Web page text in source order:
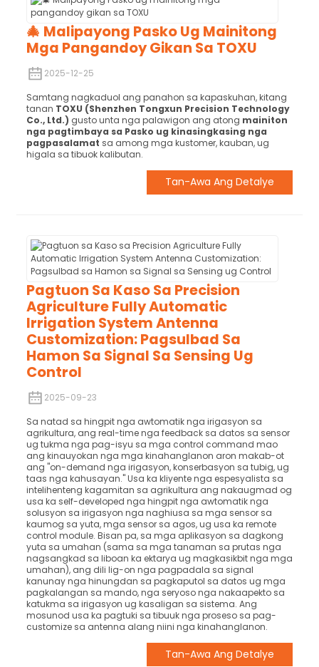
🎄 Malipayong Pasko Ug Mainitong
Mga Pangandoy Gikan Sa TOXU
2025-12-25
Samtang nagkaduol ang panahon sa kapaskuhan, kitang
tanan TOXU (Shenzhen Tongxun Precision Technology
Co., Ltd.) gusto unta nga palawigon ang atong mainiton
nga pagtimbaya sa Pasko ug kinasingkasing nga
pagpasalamat sa among mga kustomer, kauban, ug
higala sa tibuok kalibutan.
Tan-Awa Ang Detalye
Pagtuon Sa Kaso Sa Precision
Agriculture Fully Automatic
Irrigation System Antenna
Customization: Pagsulbad Sa
Hamon Sa Signal Sa Sensing Ug
Control
2025-09-23
Sa natad sa hingpit nga awtomatik nga irigasyon sa
agrikultura, ang real-time nga feedback sa datos sa sensor
ug tukma nga pag-isyu sa mga control command mao
ang kinauyokan nga mga kinahanglanon aron makab-ot
ang "on-demand nga irigasyon, konserbasyon sa tubig, ug
taas nga kahusayan." Usa ka kliyente nga espesyalista sa
intelihenteng kagamitan sa agrikultura ang nakaugmad og
usa ka self-developed nga hingpit nga awtomatik nga
solusyon sa irigasyon nga naghiusa sa mga sensor sa
kaumog sa yuta, mga sensor sa agos, ug usa ka remote
control module. Bisan pa, sa mga aplikasyon sa dagkong
yuta sa umahan (sama sa mga tanaman sa prutas nga
nagsangkad sa liboan ka ektarya ug magkasikbit nga mga
umahan), ang dili lig-on nga pagpadala sa signal
kanunay nga hinungdan sa pagkaputol sa datos ug mga
pagkalangan sa mando, nga seryoso nga nakaapekto sa
katukma sa irigasyon ug kasaligan sa sistema. Ang
mosunod usa ka pagtuki sa tibuuk nga proseso sa pag-
customize sa antenna alang niini nga kinahanglanon.
Tan-Awa Ang Detalye